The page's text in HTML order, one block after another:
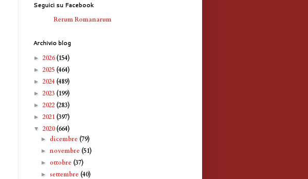
Seguici su Facebook
Rerum Romanarum
Archivio blog
► 2026(154)
► 2025 (464)
► 2024 (489)
► 2023 (199)
► 2022 (283)
► 2021 (397)
▼ 2020(664)
► dicembre (79)
►novembre (51)
► ottobre (37)
► settembre (40)